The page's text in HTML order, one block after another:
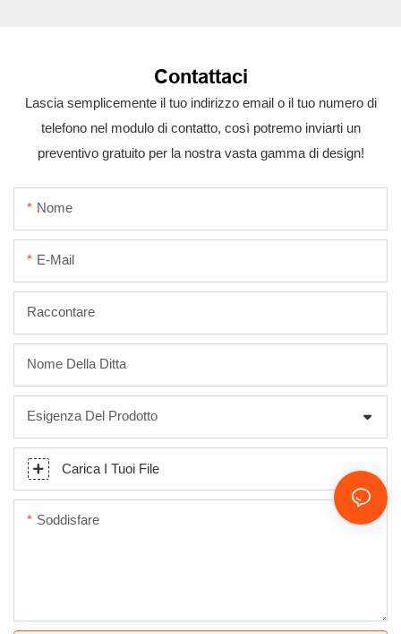
Contattaci
Lascia semplicemente il tuo indirizzo email o il tuo numero di
telefono nel modulo di contatto, così potremo inviarti un
preventivo gratuito per la nostra vasta gamma di design!
Nome
E-Mail
Raccontare
Nome Della Ditta
Esigenza Del Prodotto
Carica I Tuoi File
Soddisfare